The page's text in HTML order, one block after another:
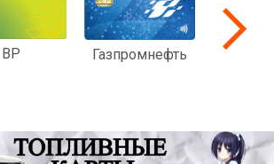
BP Газпромнефть